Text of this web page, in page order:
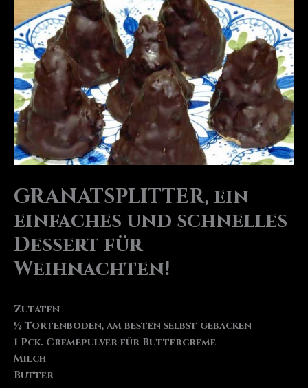
GRANATSPLITTER, ein
einfaches und schnelles
Dessert für
Weihnachten!
Zutaten
½ Tortenboden, am besten selbst gebacken
1 Pck. Cremepulver für Buttercreme
Milch
Butter